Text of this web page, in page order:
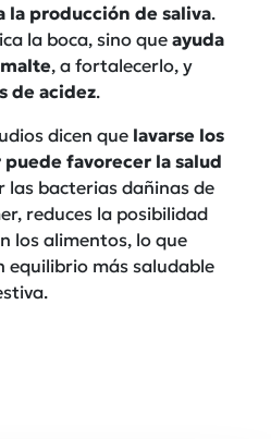
la producción de saliva.
la boca, sino que ayuda
, a fortalecerlo, y
de acidez.
dicen que lavarse los
favorecer la salud
las bacterias dañinas de
reduces la posibilidad
los alimentos, lo que
equilibrio más saludable